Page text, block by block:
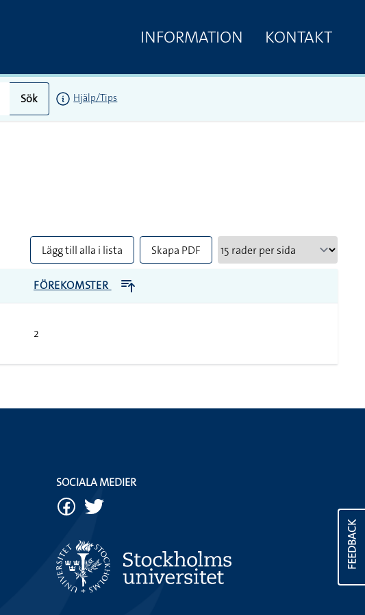
INFORMATION KONTAKT
Sök Hjälp/Tips
Lägg till alla i lista Skapa PDF
FÖREKOMSTER
2
FEEDBACK
SOCIALA MEDIER